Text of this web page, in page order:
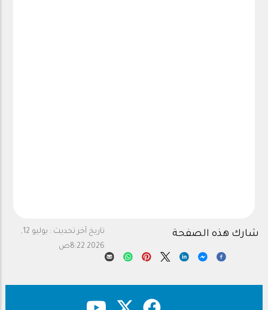
تاريخ آخر تحديث :
يوليو 12,
2026 8:22ص
شارك هذه الصفحة